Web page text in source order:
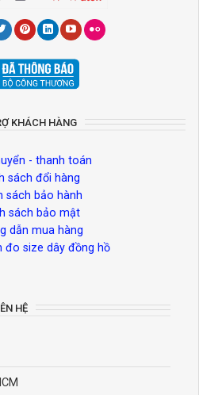
KHÁCH HÀNG
- thanh toán
sách đổi hàng
sách bảo hành
sách bảo mật
dẫn mua hàng
đo size dây đồng hồ
HỆ